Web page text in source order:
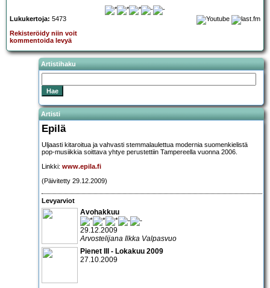
Lukukertoja: 5473
Rekisteröidy niin voit
kommentoida levyä
Artistihaku
Artisti
Epilä
Uljaasti kitaroitua ja vahvasti stemmalaulettua modernia suomenkielistä
pop-musiikkia soittava yhtye perustettiin Tampereella vuonna 2006.
Linkki: www.epila.fi
(Päivitetty 29.12.2009)
Levyarviot
Avohakkuu
29.12.2009
Arvostelijana Ilkka Valpasvuo
Pienet III - Lokakuu 2009
27.10.2009